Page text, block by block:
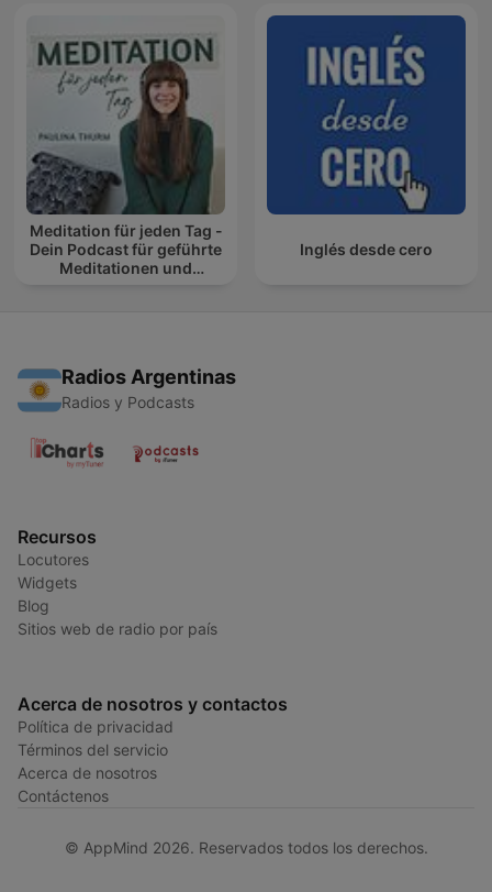
Meditation für jeden Tag -
Dein Podcast für geführte
Meditationen und
Inglés desde cero
Radios Argentinas
Radios y Podcasts
Recursos
Locutores
Widgets
Blog
Sitios web de radio por país
Acerca de nosotros y contactos
Política de privacidad
Términos del servicio
Acerca de nosotros
Contáctenos
© AppMind 2026. Reservados todos los derechos.